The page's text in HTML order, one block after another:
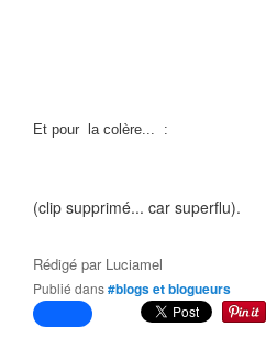
Et pour la colère... :
(clip supprimé... car superflu).
Rédigé par Luciamel
Publié dans#blogs et blogueurs